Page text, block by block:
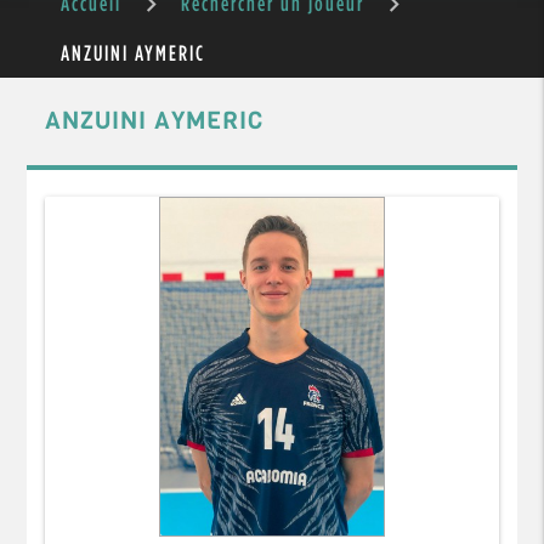
ANZUINI AYMERIC
ANZUINI AYMERIC